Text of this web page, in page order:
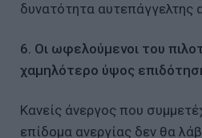
δυνατότητα αυτεπάγγελτης
6. Οι ωφελούμενοι του
χαμηλότερο ύψος
Κανείς άνεργος που
επίδομα ανεργίας δεν θα